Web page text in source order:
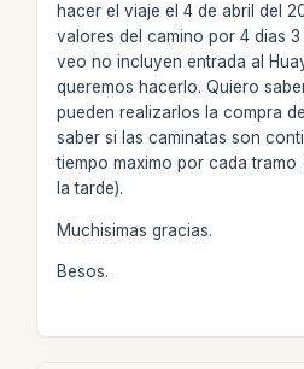
hacer el viaje el 4 de abril del
valores del camino por 4 dias
veo no incluyen entrada al
queremos hacerlo. Quiero
pueden realizarlos la compra
saber si las caminatas son
tiempo maximo por cada tramo
la tarde).
Muchisimas gracias.
Besos.